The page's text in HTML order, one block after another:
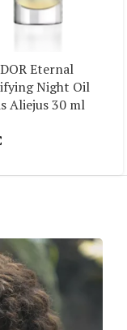
Eternal
Night Oil
Aliejus 30 ml